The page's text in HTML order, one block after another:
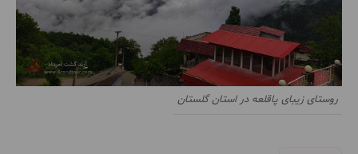
روستای زیبای پاقلعه در استان گلستان